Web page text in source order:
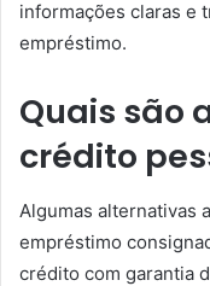
informações claras e
empréstimo.
Quais são
crédito
Algumas alternativas
empréstimo
crédito com garantia